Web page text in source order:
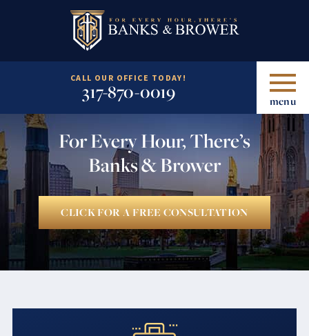
CALL OUR OFFICE TODAY!
317-870-0019 menu
For Every Hour, There’s
Banks & Brower
CLICK FOR A FREE CONSULTATION